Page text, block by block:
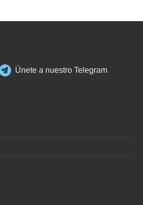
Únete a nuestro Telegram